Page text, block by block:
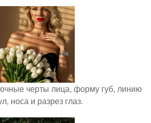
черты лица, форму губ, линию
носа и разрез глаз.